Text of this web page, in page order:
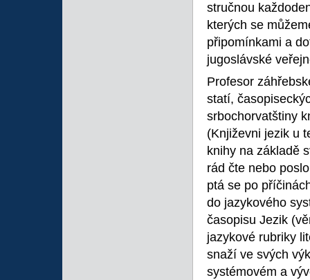
stručnou
kterých se
připomínkami a
jugoslávské
Profesor
statí,
srbochorvatštiny
(Književni jezik u
knihy na základě
rád čte nebo
ptá se po
do jazykového
časopisu Jezik
jazykové rubriky
snaží ve svých
systémovém a